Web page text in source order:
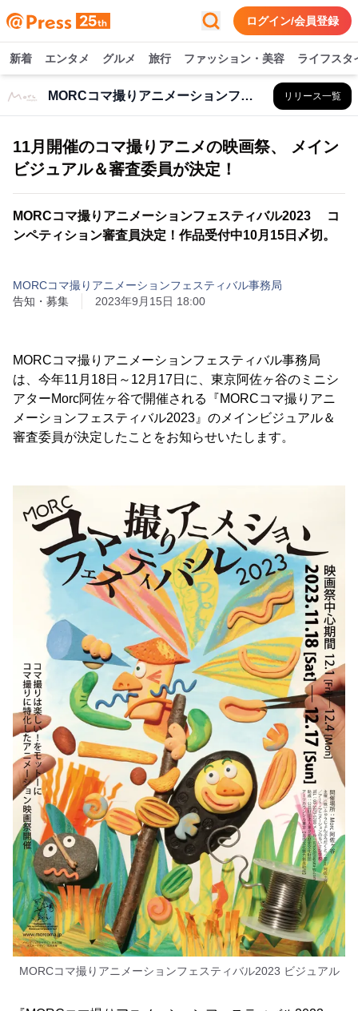
ログイン/会員登録
新着 エンタメ グルメ 旅行 ファッション・美容 ライフスタ
MORCコマ撮りアニメーションフェスティバル事務局 リリース一覧
11月開催のコマ撮りアニメの映画祭、 メイン
ビジュアル＆審査委員が決定！
MORCコマ撮りアニメーションフェスティバル2023 コ
ンペティション審査員決定！作品受付中10月15日〆切。
MORCコマ撮りアニメーションフェスティバル事務局
告知・募集
2023年9月15日 18:00
MORCコマ撮りアニメーションフェスティバル事務局
は、今年11月18日～12月17日に、東京阿佐ヶ谷のミニシ
アターMorc阿佐ヶ谷で開催される『MORCコマ撮りアニ
メーションフェスティバル2023』のメインビジュアル＆
審査委員が決定したことをお知らせいたします。
MORCコマ撮りアニメーションフェスティバル2023 ビジュアル